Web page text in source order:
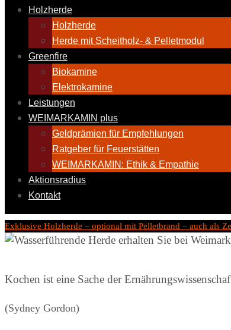
Holzherde
Holzherde
Herde mit Scheitholz- & Pelletmodul
Greenfire
Biokamine
Elektrokamine
Leistungen
WEIMARKAMIN plus
Geldprämien für Empfehlungen
Ratgeber für Feuerstätten
WEIMARKAMIN: Ethik & Empathie
Aktionsradius
Kontakt
Start
Exklusive Holzherde – optional mit Pelletbrand – auch als
Kochen ist eine Sache der
(Sydney Gordon)